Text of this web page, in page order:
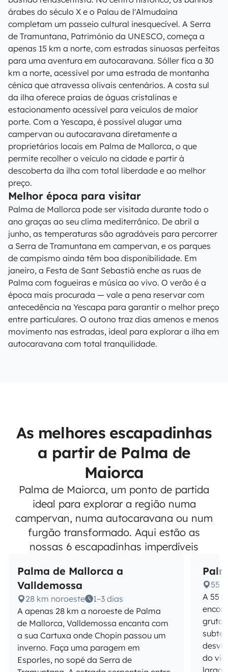
árabes do século X e o Palau de l'Almudaina
completam um passeio cultural inesquecível. A Serra
de Tramuntana, Património da UNESCO, começa a
apenas 15 km a norte, com estradas sinuosas perfeitas
para uma aventura em autocaravana. Sóller fica a 30
km a norte, acessível por uma estrada de montanha
cénica que atravessa olivais centenários. A costa sul
da ilha oferece praias de águas cristalinas e
estacionamento acessível para veículos de maior
porte. Com a Yescapa, é possível alugar uma
campervan ou autocaravana diretamente a
proprietários locais em Palma de Mallorca, o que
permite recolher o veículo na cidade e partir à
descoberta da ilha com total liberdade e ao melhor
preço.
Melhor época para visitar
Palma de Mallorca pode ser visitada durante todo o
ano graças ao seu clima mediterrânico. De abril a
junho, as temperaturas são agradáveis para percorrer
a Serra de Tramuntana em campervan, e os parques
de campismo ainda têm boa disponibilidade. Em
janeiro, a Festa de Sant Sebastià enche as ruas de
Palma com fogueiras e música ao vivo. O verão é a
época mais procurada — vale a pena reservar com
antecedência na Yescapa para garantir o melhor preço
entre particulares. O outono traz dias amenos e menos
movimento nas estradas, ideal para explorar a ilha em
autocaravana com total tranquilidade.
As melhores escapadinhas
a partir de Palma de
Maiorca
Palma de Maiorca, um ponto de partida
ideal para explorar a região numa
campervan, numa autocaravana ou num
furgão transformado. Aqui estão as
nossas 6 escapadinhas imperdíveis
Palma de Mallorca a
Valldemossa
28 km noroeste
1–3 dias
A apenas 28 km a noroeste de Palma
de Mallorca, Valldemossa encanta com
a sua Cartuxa onde Chopin passou um
inverno. Faça uma paragem em
Esporles, no sopé da Serra de
55
A 55
do
larga